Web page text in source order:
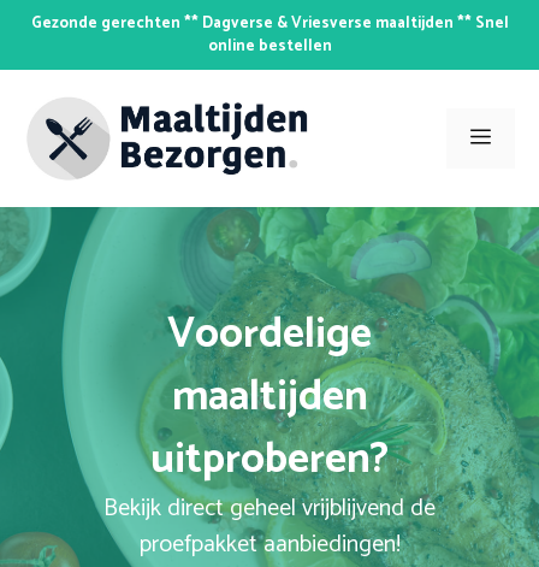
Skip
content
Gezonde gerechten ** Dagverse & Vriesverse maaltijden ** Snel
online bestellen
Menu
Voordelige
maaltijden
uitproberen?
Bekijk direct geheel vrijblijvend de
proefpakket aanbiedingen!